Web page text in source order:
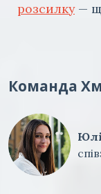
розсилку—
Команда